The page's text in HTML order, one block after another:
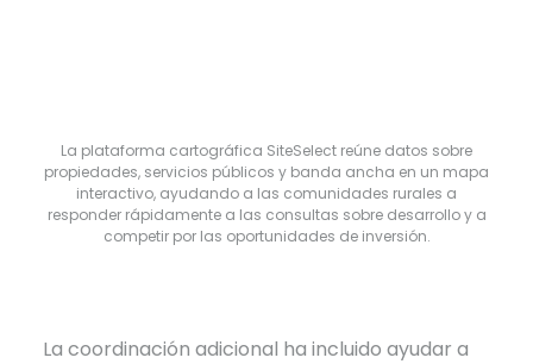
La plataforma cartográfica SiteSelect reúne datos sobre
propiedades, servicios públicos y banda ancha en un mapa
interactivo, ayudando a las comunidades rurales a
responder rápidamente a las consultas sobre desarrollo y a
competir por las oportunidades de inversión.
La coordinación adicional ha incluido ayudar a